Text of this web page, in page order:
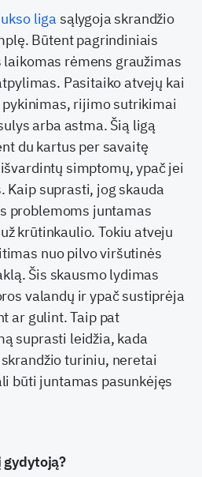
ligasąlygoja skrandžio
Būtent pagrindiniais
rėmens graužimas
Pasitaiko atvejų kai
rijimo sutrikimai
arba astma. Šią ligą
du kartus per savaitę
simptomų, ypač jei
Kaip suprasti, jog skauda
problemoms juntamas
krūtinkaulio. Tokiu atveju
nuo pilvo viršutinės
Šis skausmo lydimas
valandų ir ypač sustiprėja
ar gulint. Taip pat
suprasti leidžia, kada
turiniu, neretai
būti juntamas pasunkėjęs